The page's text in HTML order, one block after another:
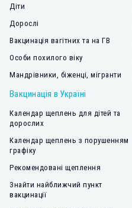
Діти
Дорослі
Вакцинація вагітних та на ГВ
Особи похилого віку
Мандрівники, біженці, мігранти
Вакцинація в Україні
Календар щеплень для дітей та
дорослих
Календар щеплень з порушенням
графіку
Рекомендовані щеплення
Знайти найближчий пункт
вакцинації